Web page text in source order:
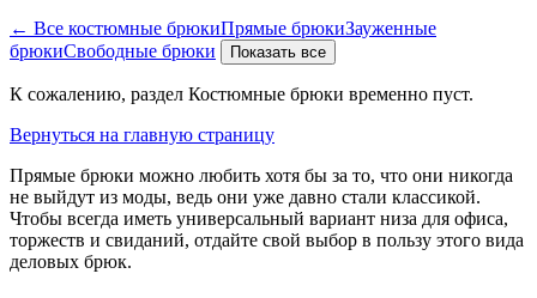
← Все костюмные брюкиПрямые брюкиЗауженные
брюкиСвободные брюки Показать все
К сожалению, раздел Костюмные брюки временно пуст.
Вернуться на главную страницу
Прямые брюки можно любить хотя бы за то, что они никогда
не выйдут из моды, ведь они уже давно стали классикой.
Чтобы всегда иметь универсальный вариант низа для офиса,
торжеств и свиданий, отдайте свой выбор в пользу этого вида
деловых брюк.